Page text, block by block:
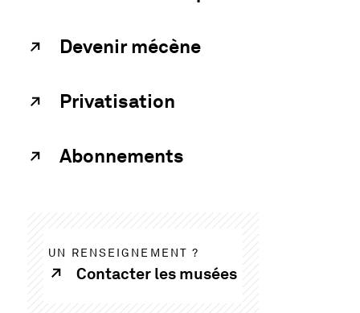
Devenir mécène
Privatisation
Abonnements
UN RENSEIGNEMENT ?
Contacter les musées